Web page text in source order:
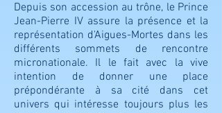
Depuis son accession au trône, le Prince
Jean-Pierre IV assure la présence et la
représentation d'Aigues-Mortes dans les
différents sommets de rencontre
micronationale. Il le fait avec la vive
intention de donner une place
prépondérante à sa cité dans cet
univers qui intéresse toujours plus les